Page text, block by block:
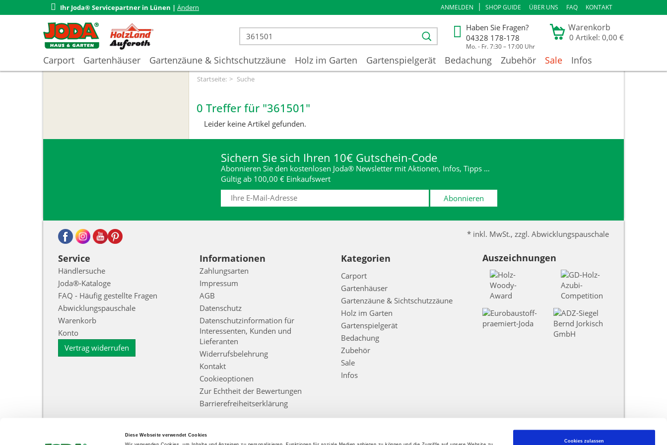
Diese Webseite verwendet Cookies
Cookies zulassen
Ihr Joda® Servicepartner in Lünen | Ändern ANMELDEN | SHOP GUIDE ÜBER UNS FAQ KONTAKT
Warenkorb
0 Artikel: 0,00 €
Haben Sie Fragen?
04328 178-178
Mo. - Fr. 7:30 – 17:00 Uhr
Carport Gartenhäuser Gartenzäune & Sichtschutzzäune Holz im Garten Gartenspielgerät Bedachung Zubehör Sale Infos
Startseite: Suche
0 Treffer für "361501"
Leider keine Artikel gefunden.
Sichern Sie sich Ihren 10€ Gutschein-Code
Abonnieren Sie den kostenlosen Joda® Newsletter mit Aktionen, Infos, Tipps …
Gültig ab 100,00 € Einkaufswert
Abonnieren
* inkl. MwSt., zzgl. Abwicklungspauschale
Service
Händlersuche
Joda®-Kataloge
FAQ - Häufig gestellte Fragen
Abwicklungspauschale
Warenkorb
Konto
Vertrag widerrufen
Informationen
Zahlungsarten
Impressum
AGB
Datenschutz
Datenschutzinformation für
Interessenten, Kunden und
Lieferanten
Widerrufsbelehrung
Kontakt
Cookieoptionen
Zur Echtheit der Bewertungen
Barrierefreiheitserklärung
Kategorien
Carport
Gartenhäuser
Gartenzäune & Sichtschutzzäune
Holz im Garten
Gartenspielgerät
Bedachung
Zubehör
Sale
Infos
Auszeichnungen